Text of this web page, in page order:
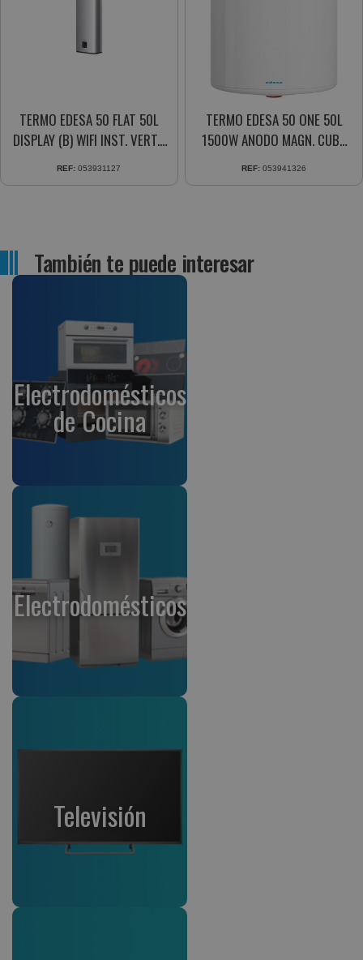
TERMO EDESA 50 FLAT 50L
DISPLAY (B) WIFI INST. VERT.-
HORIZ.
REF: 053931127
TERMO EDESA 50 ONE 50L
1500W ANODO MAGN. CUBA
ACERO
REF: 053941326
También te puede interesar
Electrodomésticos
de Cocina
Electrodomésticos
Televisión